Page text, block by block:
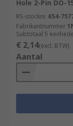
Hole 2-Pin DO-
RS-stocknr. 654-
Fabrikantnummer
Subtotaal 5
€ 2,14(excl. BTW)
Aantal